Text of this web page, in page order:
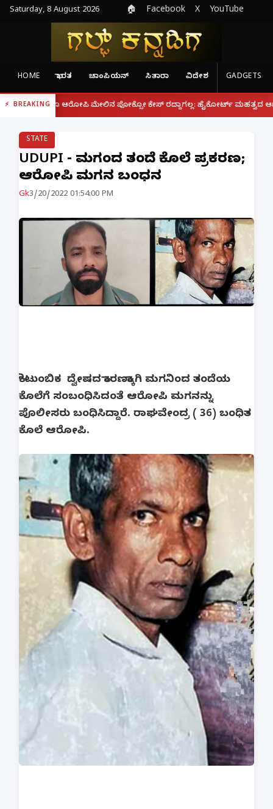
Saturday, 8 August 2026 🏠 Facebook X YouTube
HOME ಭಾರತ ಚಾಂಪಿಯನ್ ಸಿತಾರಾ ವಿದೇಶ GADGETS
BREAKING
ಆರೋಪಿ ಮೇಲಿನ ಪೋಕ್ಸೋ ಕೇಸ್ ರದ್ದಾಗಲ್ಲ: ಹೈಕೋರ್ಟ್ ಮಹತ್ವದ ಆದೇಶ |
STATE
UDUPI - ಮಗನಿಂದ ತಂದೆ ಕೊಲೆ ಪ್ರಕರಣ;
ಆರೋಪಿ ಮಗನ ಬಂಧನ
Gk3/20/2022 01:54:00 PM
ಕೌಟುಂಬಿಕ ದ್ವೇಷದ ಕಾರಣಕ್ಕಾಗಿ ಮಗನಿಂದ ತಂದೆಯ
ಕೊಲೆಗೆ ಸಂಬಂಧಿಸಿದಂತೆ ಆರೋಪಿ ಮಗನನ್ನು
ಪೊಲೀಸರು ಬಂಧಿಸಿದ್ದಾರೆ. ರಾಘವೇಂದ್ರ ( 36) ಬಂಧಿತ
ಕೊಲೆ ಆರೋಪಿ.